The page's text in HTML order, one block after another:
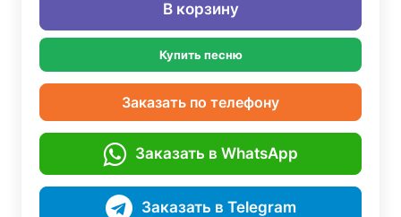
В корзину
Купить песню
Заказать по телефону
Заказать в WhatsApp
Заказать в Telegram